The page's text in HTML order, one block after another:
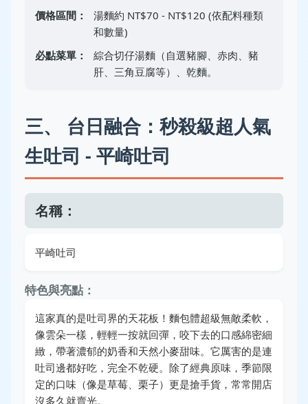
價格區間：
湯麵約 NT$70 - NT$120 (依配料種類
和數量)
必點菜單：
綜合切仔湯麵（自選豬腳、赤肉、豬
肝、三角豆腐等）、乾麵。
三、 台日融合：秒殺級超人氣
生吐司 - 平崎吐司
名稱：
平崎吐司
特色與亮點：
這家真的是吐司界的天花板！麵包體超級無敵柔軟，
像雲朵一樣，輕輕一按就回彈，咬下去的口感綿密細
緻，帶著濃郁的奶香和天然小麥甜味。它厲害的是連
吐司邊都好吃，完全不乾硬。除了經典原味，季節限
定的口味（像是草莓、栗子）更是搶手貨，常常開店
沒多久就賣光。